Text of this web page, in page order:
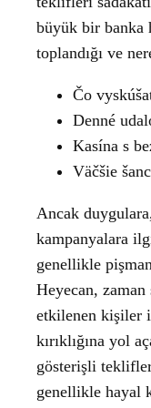
büyük bir banka
toplandığı ve
Čo
Denné
Kasína s
Väčšie
Ancak
kampanyalara
genellikle
Heyecan,
etkilenen kişiler
kırıklığına yol
gösterişli
genellikle hayal